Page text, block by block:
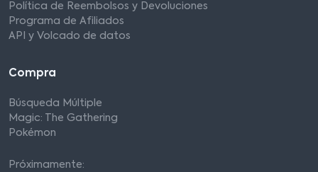
Política de Reembolsos y Devoluciones
Programa de Afiliados
API y Volcado de datos
Compra
Búsqueda Múltiple
Magic: The Gathering
Pokémon
Próximamente: